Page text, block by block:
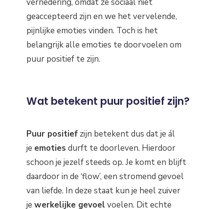
vernedering, omdat ze sociaal niet
geaccepteerd zijn en we het vervelende,
pijnlijke emoties vinden. Toch is het
belangrijk alle emoties te doorvoelen om
puur positief te zijn.
Wat betekent puur positief zijn?
Puur positiefzijn betekent dus dat je ál
je emoties durft te doorleven. Hierdoor
schoon je jezelf steeds op. Je komt en blijft
daardoor in de ‘flow’, een stromend gevoel
van liefde. In deze staat kun je heel zuiver
je werkelijke gevoel voelen. Dit echte